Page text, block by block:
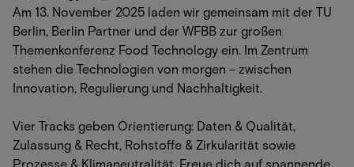
Am 13. November 2025 laden wir gemeinsam mit der TU
Berlin, Berlin Partner und der WFBB zur großen
Themenkonferenz Food Technology ein. Im Zentrum
stehen die Technologien von morgen – zwischen
Innovation, Regulierung und Nachhaltigkeit.
Vier Tracks geben Orientierung: Daten & Qualität,
Zulassung & Recht, Rohstoffe & Zirkularität sowie
Prozesse & Klimaneutralität. Freue dich auf spannende